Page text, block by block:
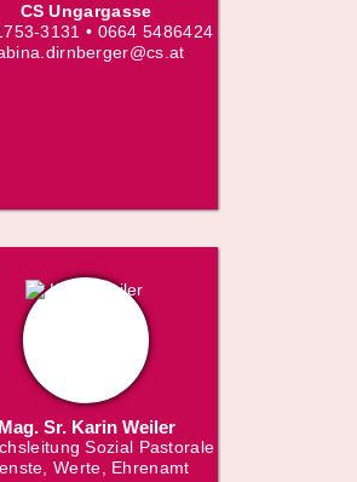
CS Ungargasse
3131 • 0664 5486424
Mag. Sr. Karin Weiler
Sozial Pastorale
Werte, Ehrenamt